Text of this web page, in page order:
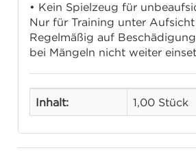
• Kein Spielzeug für
Nur für Training unter
Regelmäßig auf
bei Mängeln nicht weiter
Inhalt: 1,00 Stück